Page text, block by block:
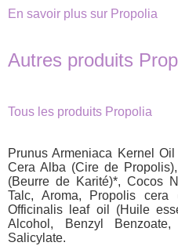
En savoir plus sur Propolia
Autres produits
Tous les produits Propolia
Prunus Armeniaca Kernel
Cera Alba (Cire de
(Beurre de Karité)*, Cocos
Talc, Aroma, Propolis cera
Officinalis leaf oil (Huile
Alcohol, Benzyl
Salicylate.